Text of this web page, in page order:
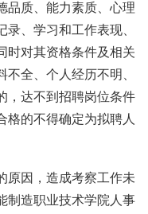
品质、能力素质、心理
、学习和工作表现、
时对其资格条件及相关
全、个人经历不明、
，达不到招聘岗位条件
格的不得确定为拟聘人
原因，造成考察工作未
制造职业技术学院人事